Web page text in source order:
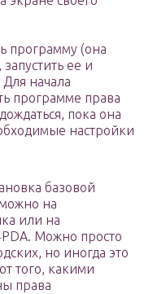
программу (она
ее и
начала
программе права
пока она
настройки
базовой
на
или на
Можно просто
но иногда это
того, какими
права